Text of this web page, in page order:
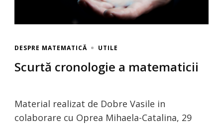
DESPRE MATEMATICĂ UTILE
Scurtă cronologie a matematicii
Material realizat de Dobre Vasile in
colaborare cu Oprea Mihaela-Catalina, 29